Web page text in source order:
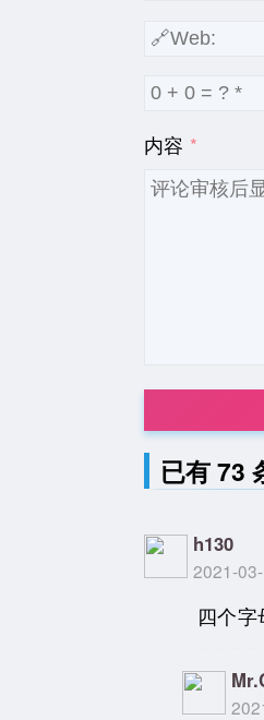
内容
已有 73
h130
2021-
四个字